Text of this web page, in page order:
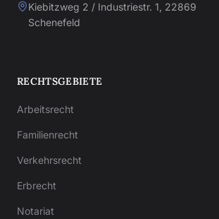
Kiebitzweg 2 / Industriestr. 1, 22869
Schenefeld
RECHTSGEBIETE
Arbeitsrecht
Familienrecht
Verkehrsrecht
Erbrecht
Notariat